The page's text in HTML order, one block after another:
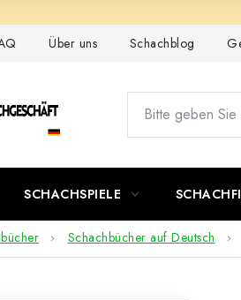
Über uns Schachblog
SCHACHSPIELE
Schachbücher auf Deutsch